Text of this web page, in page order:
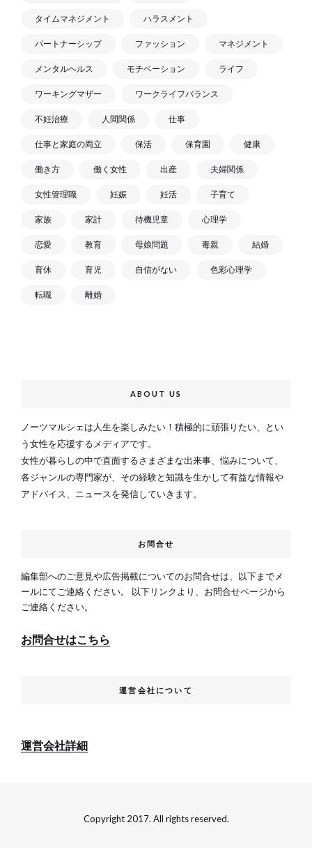
タイムマネジメント ハラスメント
パートナーシップ ファッション マネジメント
メンタルヘルス モチベーション ライフ
ワーキングマザー ワークライフバランス
不妊治療 人間関係 仕事
仕事と家庭の両立 保活 保育園 健康
働き方 働く女性 出産 夫婦関係
女性管理職 妊娠 妊活 子育て
家族 家計 待機児童 心理学
恋愛 教育 母娘問題 毒親 結婚
育休 育児 自信がない 色彩心理学
転職 離婚
ABOUT US
ノーツマルシェは人生を楽しみたい！積極的に頑張りたい、とい
う女性を応援するメディアです。
女性が暮らしの中で直面するさまざまな出来事、悩みについて、
各ジャンルの専門家が、その経験と知識を生かして有益な情報や
アドバイス、ニュースを発信していきます。
お問合せ
編集部へのご意見や広告掲載についてのお問合せは、以下までメ
ールにてご連絡ください。 以下リンクより、お問合せページから
ご連絡ください。
お問合せはこちら
運営会社について
運営会社詳細
Copyright 2017. All rights reserved.